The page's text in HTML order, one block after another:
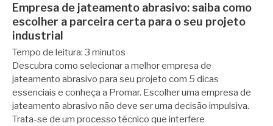
Empresa de jateamento abrasivo: saiba como
escolher a parceira certa para o seu projeto
industrial
Tempo de leitura: 3 minutos
Descubra como selecionar a melhor empresa de
jateamento abrasivo para seu projeto com 5 dicas
essenciais e conheça a Promar. Escolher uma empresa de
jateamento abrasivo não deve ser uma decisão impulsiva.
Trata-se de um processo técnico que interfere